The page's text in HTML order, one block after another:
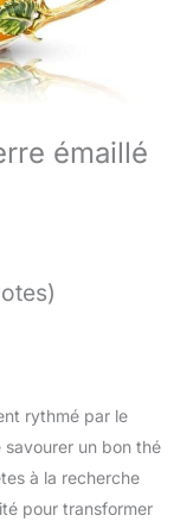
émaillé
rythmé par le
un bon thé
à la recherche
pour transformer